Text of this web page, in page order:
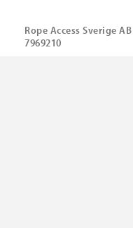
Rope Access Sverige AB
7969210